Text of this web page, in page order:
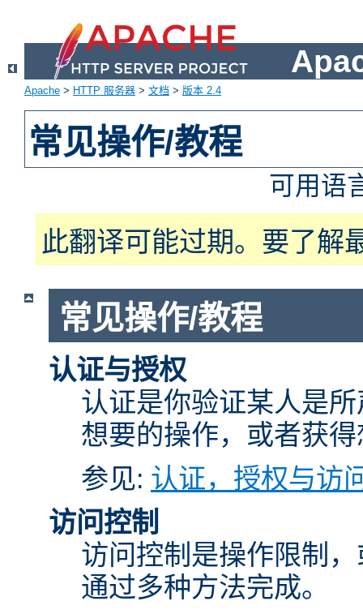
Apache > HTTP 服务器 > 文档 > 版本 2.4
常见操作/教程
可用语
此翻译可能过期。要了解
常见操作/教程
认证与授权
认证是你验证某人是
想要的操作，或者获
参见: 认证，授权与访
访问控制
访问控制是操作限制
通过多种方法完成。